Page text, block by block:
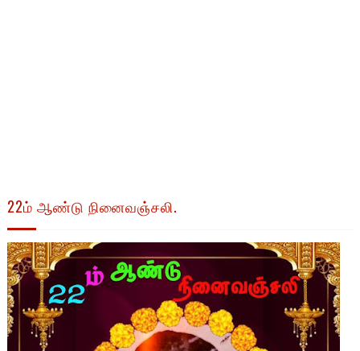
22ம் ஆண்டு நினைவஞ்சலி.